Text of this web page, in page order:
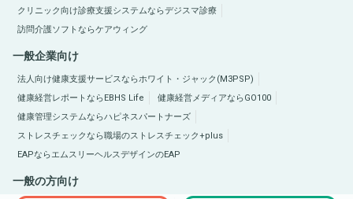
クリニック向け診療支援システムならデジスマ診療
訪問介護ソフトならケアウィング
一般企業向け
法人向け健康支援サービスならホワイト・ジャック(M3PSP)
健康経営レポートならEBHS Life
健康経営メディアならGO100
健康管理システムならハピネスパートナーズ
ストレスチェックなら職場のストレスチェック+plus
EAPならエムスリーヘルスデザインのEAP
一般の方向け